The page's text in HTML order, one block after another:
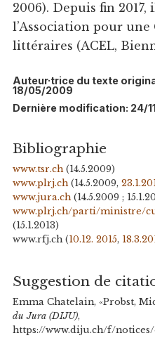
2006). Depuis fin 2017,
l’Association pour une
littéraires (ACEL,
Auteur·trice du texte
18/05/2009
Dernière modification: 24/
Bibliographie
www.tsr.ch(14.5.2009)
www.plrj.ch(14.5.2009,
www.jura.ch(14.5.2009 ;
www.plrj.ch/parti/ministre/
(15.1.2013)
www.rfj.ch (10.12. 2015,
Suggestion de
Emma Chatelain, «Probst,
du Jura (DIJU),
https://www.diju.ch/f/